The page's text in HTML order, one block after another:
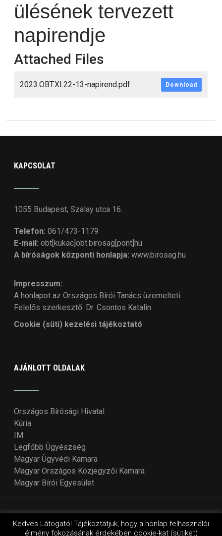
ülésének tervezett
napirendje
Attached Files
2023.OBT.XI.22-13-napirend.pdf Download
KAPCSOLAT
1055 Budapest, Szalay utca 16.
Telefon: 061/473-1179
E-mail: obt[kukac]obt.birosag[pont]hu
A bíróságok központi honlapja: www.birosag.hu
Impresszum:
A honlapot az Országos Bírói Tanács üzemelteti.
Felelős szerkesztő: Dr. Csontos Katalin
Cookie (süti) kezelési tájékoztató
AJÁNLOTT OLDALAK
Országos Bírósági Hivatal
Kúria
IM
Legfőbb Ügyészség
Magyar Ügyvédi Kamara
Magyar Országos Közjegyzői Kamara
Magyar Bírói Egyesület
© Copyright 2018 - 2021Országos Bírói Tanács. Design
Kedves Látogató! Tájékoztatjuk, hogy a honlap felhasználói
élmény fokozásának érdekében cookie-kat (sütiket)